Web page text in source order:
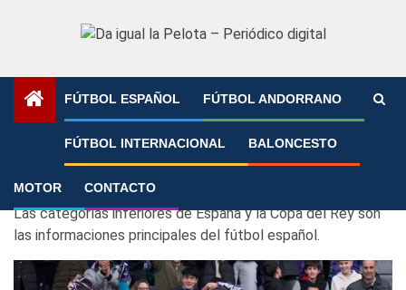
FÚTBOL ESPAÑOL FÚTBOL ANDORRANO
FÚTBOL INTERNACIONAL BALONCESTO
MOTOR CONTACTO
»
Fútbol español
Las categorías inferiores de España y la Copa del Rey son
las informaciones principales del fútbol español.